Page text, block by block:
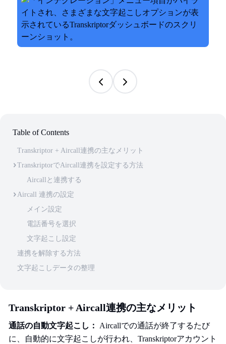
Table of Contents
Transkriptor + Aircall連携の主なメリット
TranskriptorでAircall連携を設定する方法
Aircallと連携する
Aircall 連携の設定
メイン設定
電話番号を選択
文字起こし設定
連携を解除する方法
文字起こしデータの整理
Transkriptor + Aircall連携の主なメリット
通話の自動文字起こし：
Aircallでの通話が終了するたび
に、自動的に文字起こしが行われ、Transkriptorアカウント